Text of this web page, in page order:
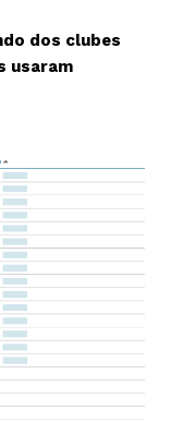
dos clubes
usaram